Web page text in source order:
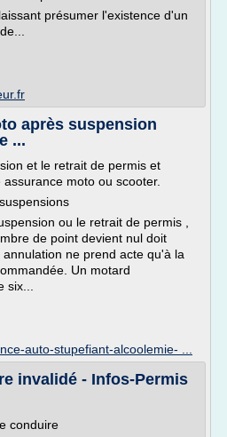
présumer l'existence d'un
après suspension
...
et le retrait de permis et
moto ou scooter.
ou le retrait de permis ,
de point devient nul doit
ne prend acte qu'à la
Un motard
auto-stupefiant-alcoolemie- ...
invalidé - Infos-Permis
conduire